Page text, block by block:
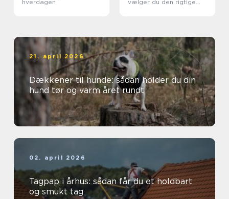
hverdagen
vælger du den rigtige
21. april 2026
Dækkener til hunde: sådan holder du din
hund tør og varm året rundt
02. april 2026
Tagpap i århus: sådan får du et holdbart
og smukt tag